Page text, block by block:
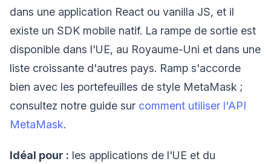
dans une application React ou vanilla JS, et il
existe un SDK mobile natif. La rampe de sortie est
disponible dans l'UE, au Royaume-Uni et dans une
liste croissante d'autres pays. Ramp s'accorde
bien avec les portefeuilles de style MetaMask ;
consultez notre guide sur comment utiliser l'API
MetaMask.
Idéal pour : les applications de l'UE et du